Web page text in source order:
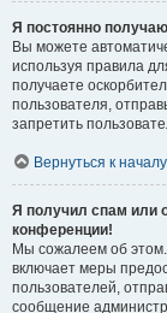
Я постоянно
Вы можете
используя правила
получаете
пользователя,
запретить
Вернуться к началу
Я получил спам или
конференции!
Мы сожалеем об
включает меры
пользователей,
сообщение